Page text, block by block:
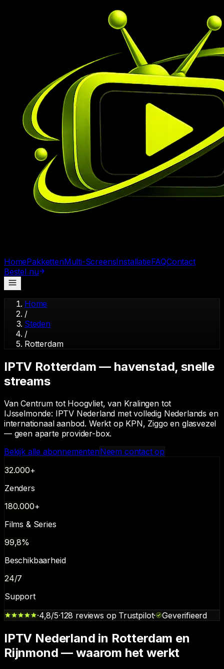
HomePakkettenMulti-ScreensInstallatieFAQContact
Bestel nu
Home
/
Steden
/
Rotterdam
IPTV Rotterdam — havenstad, snelle
streams
Van Centrum tot Hoogvliet, van Kralingen tot
IJsselmonde: IPTV Nederland met volledig Nederlands en
internationaal aanbod. Werkt op KPN, Ziggo en glasvezel
— geen aparte provider-box.
Bekijk alle abonnementenNeem contact op
32.000+
Zenders
180.000+
Films & Series
99,8%
Beschikbaarheid
24/7
Support
·4,8/5·128 reviews op Trustpilot· Geverifieerd
IPTV Nederland in Rotterdam en
Rijnmond — waarom het werkt